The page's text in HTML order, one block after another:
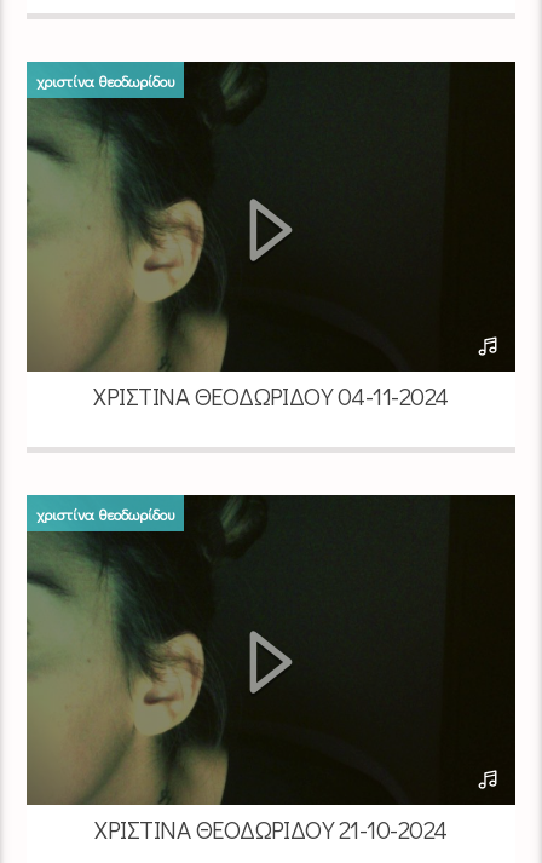
χριστίνα θεοδωρίδου
ΧΡΙΣΤΊΝΑ ΘΕΟΔΩΡΊΔΟΥ 04-11-2024
χριστίνα θεοδωρίδου
ΧΡΙΣΤΊΝΑ ΘΕΟΔΩΡΊΔΟΥ 21-10-2024